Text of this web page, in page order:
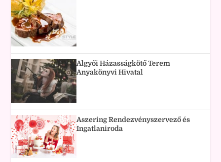
Algyői Házasságkötő Terem
Anyakönyvi Hivatal
Aszering Rendezvényszervező és
Ingatlaniroda